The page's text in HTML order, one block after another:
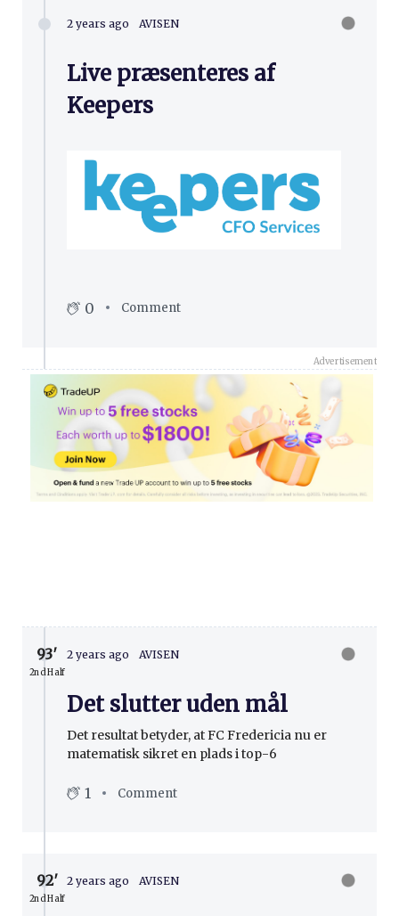
2 years ago AVISEN
Live præsenteres af
Keepers
0 Comment
Advertisement
93′
2nd Half
2 years ago AVISEN
Det slutter uden mål
Det resultat betyder, at FC Fredericia nu er
matematisk sikret en plads i top-6
1 Comment
92′
2nd Half
2 years ago AVISEN